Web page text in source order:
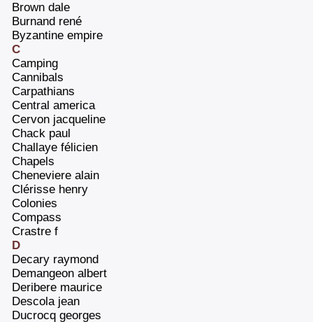
‎Brown dale‎
‎Burnand rené‎
‎Byzantine empire‎
C
‎Camping‎
‎Cannibals‎
‎Carpathians‎
‎Central america‎
‎Cervon jacqueline‎
‎Chack paul‎
‎Challaye félicien‎
‎Chapels‎
‎Cheneviere alain‎
‎Clérisse henry‎
‎Colonies‎
‎Compass‎
‎Crastre f‎
D
‎Decary raymond‎
‎Demangeon albert‎
‎Deribere maurice‎
‎Descola jean‎
‎Ducrocq georges‎